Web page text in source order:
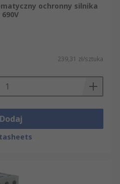
również stosowana
(urządzeń
prądu elektrycznego
oraz silników w
takich jak
ochronny silnika
239,31 zł/sztuka
Dodaj